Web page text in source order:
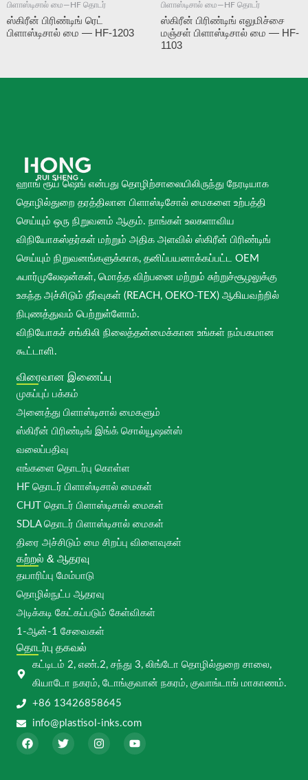
பிளாஸ்டிசால் மை—HF தொடர்
ஸ்கிரீன் பிரிண்டிங் ரெட்
பிளாஸ்டிசால் மை — HF-1203
பிளாஸ்டிசால் மை—HF தொடர்
ஸ்கிரீன் பிரிண்டிங் எலுமிச்சை
மஞ்சள் பிளாஸ்டிசால் மை — HF-
1103
ஹாங் ரூய் ஷெங் என்பது தொழிற்சாலையிலிருந்து நேரடியாக
தொழில்துறை தரத்திலான பிளாஸ்டிசோல் மைகளை உற்பத்தி
செய்யும் ஒரு நிறுவனம் ஆகும். நாங்கள் உலகளாவிய
விநியோகஸ்தர்கள் மற்றும் அதிக அளவில் ஸ்கிரீன் பிரிண்டிங்
செய்யும் நிறுவனங்களுக்காக, தனிப்பயனாக்கப்பட்ட OEM
ஃபார்முலேஷன்கள், மொத்த விற்பனை மற்றும் சுற்றுச்சூழலுக்கு
உகந்த அச்சிடும் தீர்வுகள் (REACH, OEKO-TEX) ஆகியவற்றில்
நிபுணத்துவம் பெற்றுள்ளோம்.
விநியோகச் சங்கிலி நிலைத்தன்மைக்கான உங்கள் நம்பகமான
கூட்டாளி.
விரைவான இணைப்பு
முகப்புப் பக்கம்
அனைத்து பிளாஸ்டிசால் மைகளும்
ஸ்கிரீன் பிரிண்டிங் இங்க் சொல்யூஷன்ஸ்
வலைப்பதிவு
எங்களை தொடர்பு கொள்ள
HF தொடர் பிளாஸ்டிசால் மைகள்
CHJT தொடர் பிளாஸ்டிசால் மைகள்
SDLA தொடர் பிளாஸ்டிசால் மைகள்
திரை அச்சிடும் மை சிறப்பு விளைவுகள்
கற்றல் & ஆதரவு
தயாரிப்பு மேம்பாடு
தொழில்நுட்ப ஆதரவு
அடிக்கடி கேட்கப்படும் கேள்விகள்
1-ஆன்-1 சேவைகள்
தொடர்பு தகவல்
கட்டிடம் 2, எண்.2, சந்து 3, லிங்டோ தொழில்துறை சாலை,
கியாடோ நகரம், டோங்குவான் நகரம், குவாங்டாங் மாகாணம்.
+86 13426858645
info@plastisol-inks.com
பே
ஸ்
ட்
வி
இ
ன்
யூ
டி